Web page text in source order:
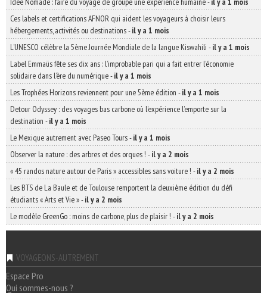
Ces labels et certifications AFNOR qui aident les voyageurs à choisir leurs
hébergements, activités ou destinations-il y a 1 mois
L’UNESCO célèbre la 5ème Journée Mondiale de la langue Kiswahili -il y a 1 mois
Label Emmaüs fête ses dix ans : l’improbable pari qui a fait entrer l’économie
solidaire dans l’ère du numérique-il y a 1 mois
Les Trophées Horizons reviennent pour une 5ème édition -il y a 1 mois
Detour Odyssey : des voyages bas carbone où l’expérience l’emporte sur la
destination -il y a 1 mois
Le Mexique autrement avec Paseo Tours-il y a 1 mois
Observer la nature : des arbres et des orques ! -il y a 2 mois
« 45 randos nature autour de Paris » accessibles sans voiture ! -il y a 2 mois
Les BTS de La Baule et de Toulouse remportent la deuxième édition du défi
étudiants « Arts et Vie »-il y a 2 mois
Le modèle GreenGo : moins de carbone, plus de plaisir ! -il y a 2 mois
VOYAGEONS-AUTREMENT
Espace Pro
Qui sommes-nous ?